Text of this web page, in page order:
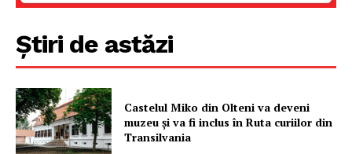
Știri de astăzi
Castelul Miko din Olteni va deveni
muzeu şi va fi inclus în Ruta curiilor din
Transilvania